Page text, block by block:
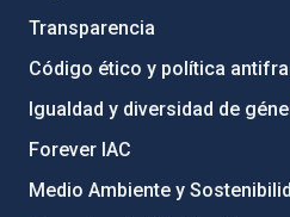
Transparencia
Código ético y política
Igualdad y diversidad de
Forever IAC
Medio Ambiente y